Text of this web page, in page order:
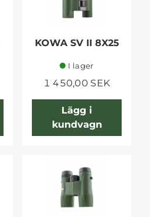
KOWA SV II 8X25
I lager
1 450,00 SEK
Lägg i
kundvagn